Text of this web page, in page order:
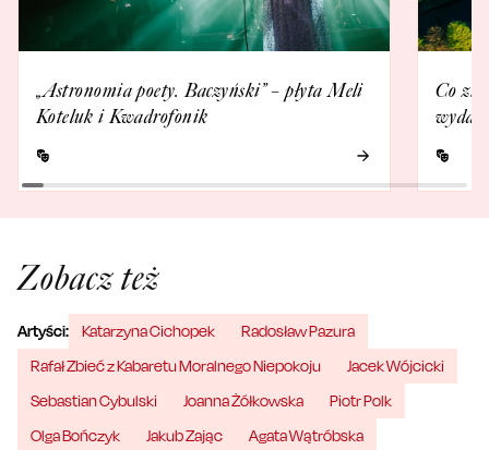
„Astronomia poety. Baczyński” – płyta Meli
Koteluk i Kwadrofonik
Co
Zobacz też
Artyści: Katarzyna Cichopek
Radosław Pazura
Rafał Zbieć z Kabaretu Moralnego Niepokoju
Jacek Wójcicki
Sebastian Cybulski
Joanna Żółkowska
Piotr Polk
Olga Bończyk
Jakub Zając
Agata Wątróbska